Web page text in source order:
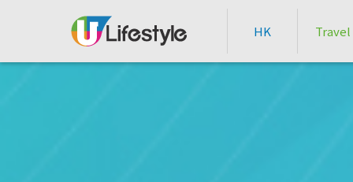
HK Travel